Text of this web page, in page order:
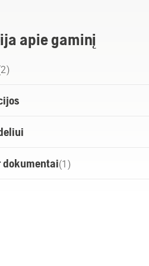
šaltu oru.
apie gaminį
2)
dokumentai(1 )